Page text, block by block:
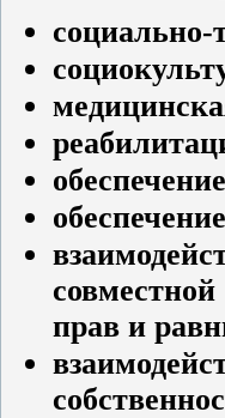
социально-
прав и